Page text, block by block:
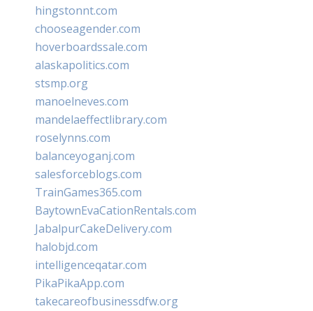
hingstonnt.com
chooseagender.com
hoverboardssale.com
alaskapolitics.com
stsmp.org
manoelneves.com
mandelaeffectlibrary.com
roselynns.com
balanceyoganj.com
salesforceblogs.com
TrainGames365.com
BaytownEvaCationRentals.com
JabalpurCakeDelivery.com
halobjd.com
intelligenceqatar.com
PikaPikaApp.com
takecareofbusinessdfw.org